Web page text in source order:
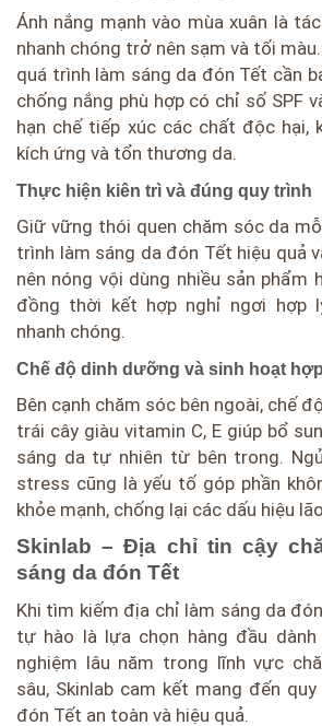
Ánh nắng mạnh vào mùa xuân là
nhanh chóng trở nên sạm và tối
quá trình làm sáng da đón Tết cần
chống nắng phù hợp có chỉ số SPF
hạn chế tiếp xúc các chất độc hại,
kích ứng và tổn thương da.
Thực hiện kiên trì và đúng quy trình
Giữ vững thói quen chăm sóc da
trình làm sáng da đón Tết hiệu quả
nên nóng vội dùng nhiều sản phẩm
đồng thời kết hợp nghỉ ngơi hợp
nhanh chóng.
Chế độ dinh dưỡng và sinh hoạt
Bên cạnh chăm sóc bên ngoài, chế
trái cây giàu vitamin C, E giúp bổ
sáng da tự nhiên từ bên trong.
stress cũng là yếu tố góp phần
khỏe mạnh, chống lại các dấu hiệu
Skinlab – Địa chỉ tin cậy
sáng da đón Tết
Khi tìm kiếm địa chỉ làm sáng da
tự hào là lựa chọn hàng đầu dành
nghiệm lâu năm trong lĩnh vực
sâu, Skinlab cam kết mang đến
đón Tết an toàn và hiệu quả.